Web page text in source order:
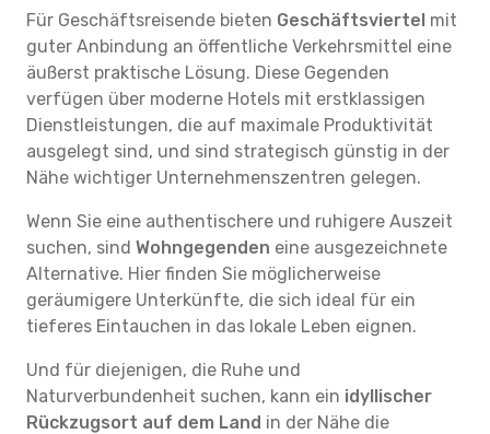
Für Geschäftsreisende bieten Geschäftsviertel mit
guter Anbindung an öffentliche Verkehrsmittel eine
äußerst praktische Lösung. Diese Gegenden
verfügen über moderne Hotels mit erstklassigen
Dienstleistungen, die auf maximale Produktivität
ausgelegt sind, und sind strategisch günstig in der
Nähe wichtiger Unternehmenszentren gelegen.
Wenn Sie eine authentischere und ruhigere Auszeit
suchen, sind Wohngegenden eine ausgezeichnete
Alternative. Hier finden Sie möglicherweise
geräumigere Unterkünfte, die sich ideal für ein
tieferes Eintauchen in das lokale Leben eignen.
Und für diejenigen, die Ruhe und
Naturverbundenheit suchen, kann ein idyllischer
Rückzugsort auf dem Land in der Nähe die